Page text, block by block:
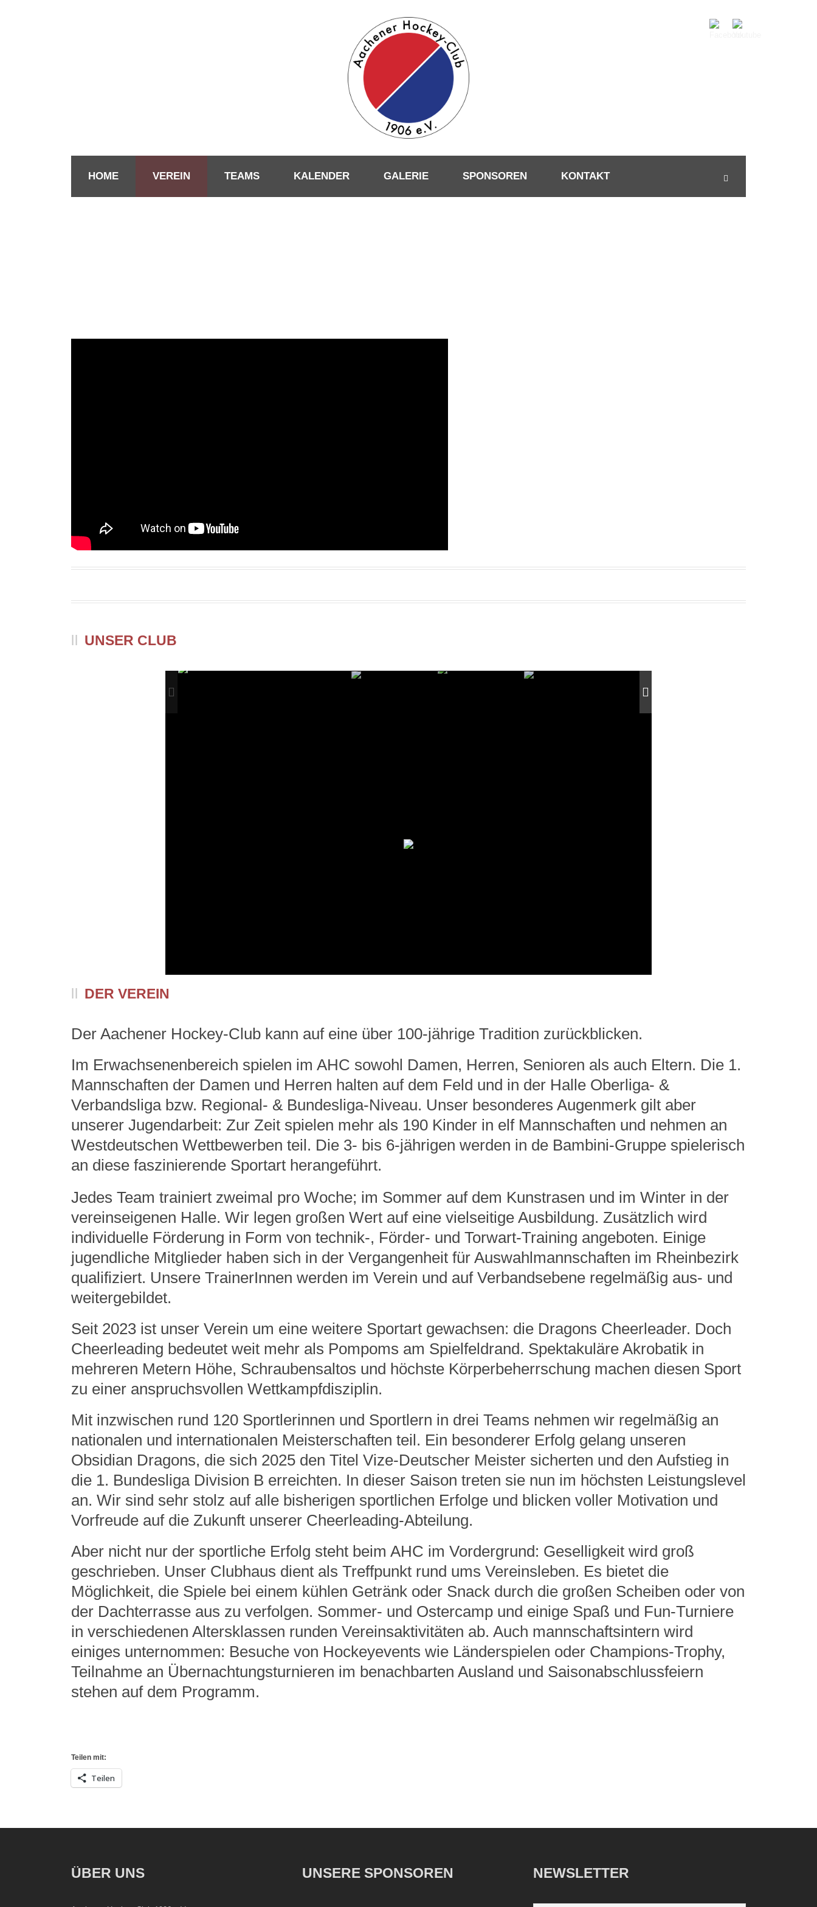
HOME VEREIN TEAMS KALENDER GALERIE SPONSOREN KONTAKT
UNSER CLUB
DER VEREIN
Der Aachener Hockey-Club kann auf eine über 100-jährige Tradition zurückblicken.
Im Erwachsenenbereich spielen im AHC sowohl Damen, Herren, Senioren als auch Eltern. Die 1.
Mannschaften der Damen und Herren halten auf dem Feld und in der Halle Oberliga- &
Verbandsliga bzw. Regional- & Bundesliga-Niveau. Unser besonderes Augenmerk gilt aber
unserer Jugendarbeit: Zur Zeit spielen mehr als 190 Kinder in elf Mannschaften und nehmen an
Westdeutschen Wettbewerben teil. Die 3- bis 6-jährigen werden in de Bambini-Gruppe spielerisch
an diese faszinierende Sportart herangeführt.
Jedes Team trainiert zweimal pro Woche; im Sommer auf dem Kunstrasen und im Winter in der
vereinseigenen Halle. Wir legen großen Wert auf eine vielseitige Ausbildung. Zusätzlich wird
individuelle Förderung in Form von technik-, Förder- und Torwart-Training angeboten. Einige
jugendliche Mitglieder haben sich in der Vergangenheit für Auswahlmannschaften im Rheinbezirk
qualifiziert. Unsere TrainerInnen werden im Verein und auf Verbandsebene regelmäßig aus- und
weitergebildet.
Seit 2023 ist unser Verein um eine weitere Sportart gewachsen: die Dragons Cheerleader. Doch
Cheerleading bedeutet weit mehr als Pompoms am Spielfeldrand. Spektakuläre Akrobatik in
mehreren Metern Höhe, Schraubensaltos und höchste Körperbeherrschung machen diesen Sport
zu einer anspruchsvollen Wettkampfdisziplin.
Mit inzwischen rund 120 Sportlerinnen und Sportlern in drei Teams nehmen wir regelmäßig an
nationalen und internationalen Meisterschaften teil. Ein besonderer Erfolg gelang unseren
Obsidian Dragons, die sich 2025 den Titel Vize-Deutscher Meister sicherten und den Aufstieg in
die 1. Bundesliga Division B erreichten. In dieser Saison treten sie nun im höchsten Leistungslevel
an. Wir sind sehr stolz auf alle bisherigen sportlichen Erfolge und blicken voller Motivation und
Vorfreude auf die Zukunft unserer Cheerleading-Abteilung.
Aber nicht nur der sportliche Erfolg steht beim AHC im Vordergrund: Geselligkeit wird groß
geschrieben. Unser Clubhaus dient als Treffpunkt rund ums Vereinsleben. Es bietet die
Möglichkeit, die Spiele bei einem kühlen Getränk oder Snack durch die großen Scheiben oder von
der Dachterrasse aus zu verfolgen. Sommer- und Ostercamp und einige Spaß und Fun-Turniere
in verschiedenen Altersklassen runden Vereinsaktivitäten ab. Auch mannschaftsintern wird
einiges unternommen: Besuche von Hockeyevents wie Länderspielen oder Champions-Trophy,
Teilnahme an Übernachtungsturnieren im benachbarten Ausland und Saisonabschlussfeiern
stehen auf dem Programm.
Teilen mit:
Teilen
ÜBER UNS UNSERE SPONSOREN NEWSLETTER